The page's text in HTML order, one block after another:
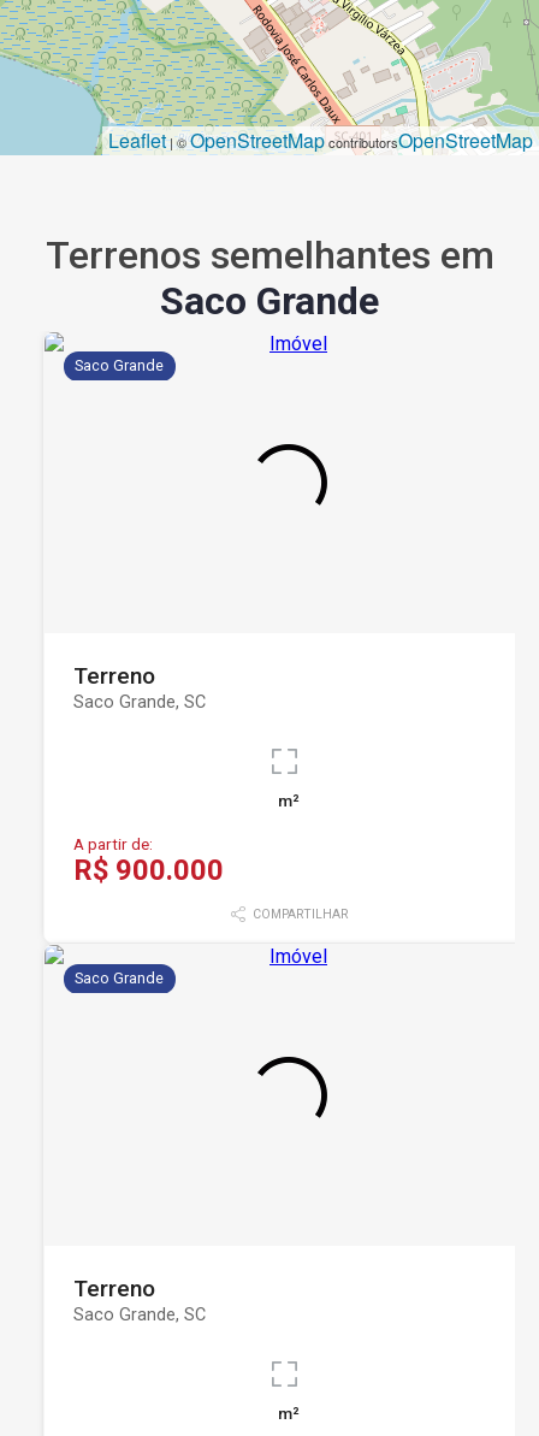
Leaflet| ©OpenStreetMapcontributorsOpenStreetMap
Terrenos semelhantes em
Saco Grande
Saco Grande
Terreno
Saco Grande, SC
m²
A partir de:
R$ 900.000
COMPARTILHAR
Saco Grande
Terreno
Saco Grande, SC
m²